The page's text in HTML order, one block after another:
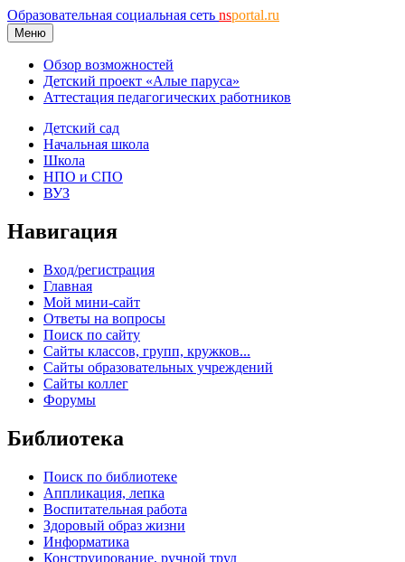
Образовательная социальная сеть nsportal.ru
Меню
Обзор возможностей
Детский проект «Алые паруса»
Аттестация педагогических работников
Детский сад
Начальная школа
Школа
НПО и СПО
ВУЗ
Навигация
Вход/регистрация
Главная
Мой мини-сайт
Ответы на вопросы
Поиск по сайту
Сайты классов, групп, кружков...
Сайты образовательных учреждений
Сайты коллег
Форумы
Библиотека
Поиск по библиотеке
Аппликация, лепка
Воспитательная работа
Здоровый образ жизни
Информатика
Конструирование, ручной труд